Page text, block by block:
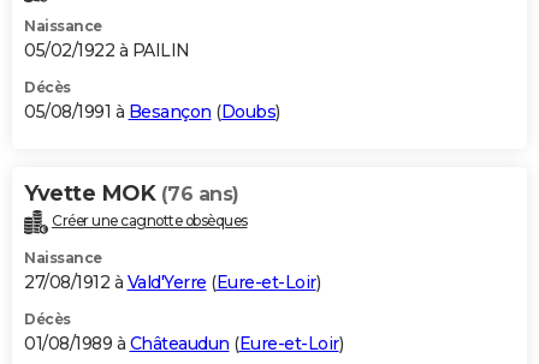
Naissance
05/02/1922 à PAILIN
Décès
05/08/1991 à Besançon (Doubs)
Yvette MOK (76 ans)
Créer une cagnotte obsèques
Naissance
27/08/1912 à Vald'Yerre (Eure-et-Loir)
Décès
01/08/1989 à Châteaudun (Eure-et-Loir)